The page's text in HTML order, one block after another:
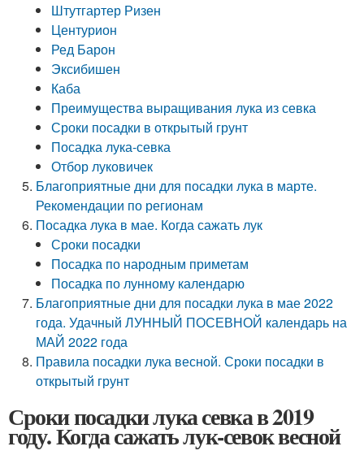
Штутгартер Ризен
Центурион
Ред Барон
Эксибишен
Каба
Преимущества выращивания лука из севка
Сроки посадки в открытый грунт
Посадка лука-севка
Отбор луковичек
Благоприятные дни для посадки лука в марте.
Рекомендации по регионам
Посадка лука в мае. Когда сажать лук
Сроки посадки
Посадка по народным приметам
Посадка по лунному календарю
Благоприятные дни для посадки лука в мае 2022
года. Удачный ЛУННЫЙ ПОСЕВНОЙ календарь на
МАЙ 2022 года
Правила посадки лука весной. Сроки посадки в
открытый грунт
Сроки посадки лука севка в 2019
году. Когда сажать лук-севок весной